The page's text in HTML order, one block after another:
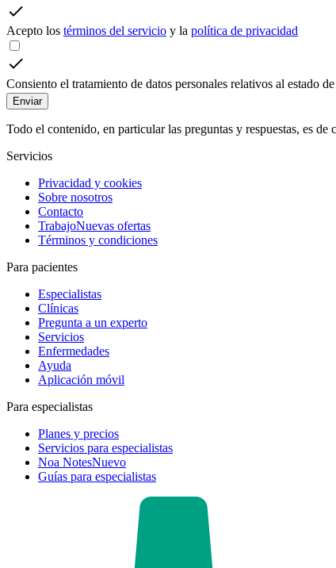
Acepto los términos del servicio y la política de privacidad
Consiento el tratamiento de datos personales relativos al estado
Enviar
Todo el contenido, en particular las preguntas y respuestas, es
Servicios
Privacidad y cookies
Sobre nosotros
Contacto
TrabajoNuevas ofertas
Términos y condiciones
Para pacientes
Especialistas
Clínicas
Pregunta a un experto
Servicios
Enfermedades
Ayuda
Aplicación móvil
Para especialistas
Planes y precios
Servicios para especialistas
Noa NotesNuevo
Guías para especialistas